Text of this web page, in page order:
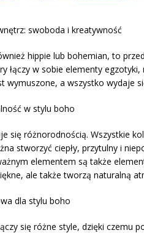
swoboda i kreatywność
hippie lub bohemian, to
łączy w sobie elementy
wymuszone, a wszystko wydaje
w stylu boho
się różnorodnością. Wszystkie
stworzyć ciepły, przytulny i
elementem są także
ale także tworzą naturalną
dla stylu boho
się różne style, dzięki czemu